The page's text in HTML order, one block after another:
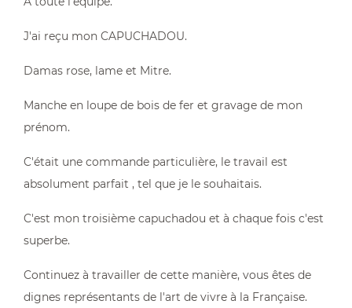
J'ai reçu mon CAPUCHADOU.
Damas rose, lame et Mitre.
Manche en loupe de bois de fer et gravage de mon
prénom.
C'était une commande particulière, le travail est
absolument parfait , tel que je le souhaitais.
C'est mon troisième capuchadou et à chaque fois c'est
superbe.
Continuez à travailler de cette manière, vous êtes de
dignes représentants de l'art de vivre à la Française.